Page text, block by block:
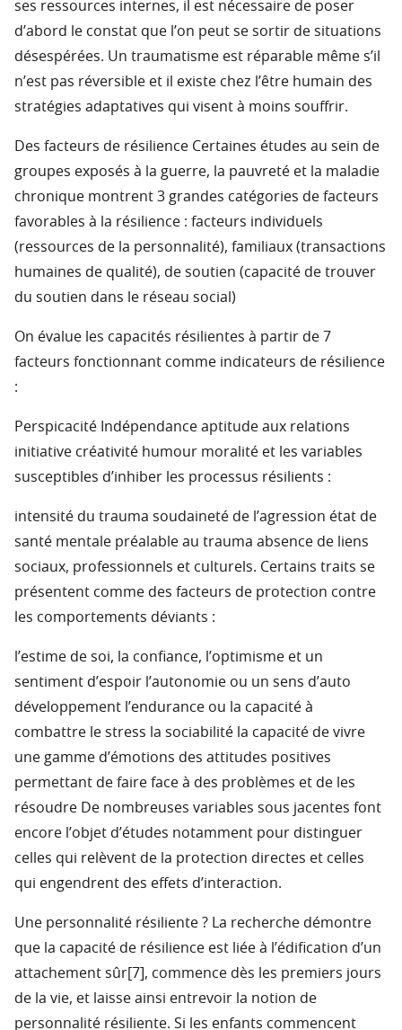
ses ressources internes, il est nécessaire de poser
d’abord le constat que l’on peut se sortir de situations
désespérées. Un traumatisme est réparable même s’il
n’est pas réversible et il existe chez l’être humain des
stratégies adaptatives qui visent à moins souffrir.
Des facteurs de résilience Certaines études au sein de
groupes exposés à la guerre, la pauvreté et la maladie
chronique montrent 3 grandes catégories de facteurs
favorables à la résilience : facteurs individuels
(ressources de la personnalité), familiaux (transactions
humaines de qualité), de soutien (capacité de trouver
du soutien dans le réseau social)
On évalue les capacités résilientes à partir de 7
facteurs fonctionnant comme indicateurs de résilience
:
Perspicacité Indépendance aptitude aux relations
initiative créativité humour moralité et les variables
susceptibles d’inhiber les processus résilients :
intensité du trauma soudaineté de l’agression état de
santé mentale préalable au trauma absence de liens
sociaux, professionnels et culturels. Certains traits se
présentent comme des facteurs de protection contre
les comportements déviants :
l’estime de soi, la confiance, l’optimisme et un
sentiment d’espoir l’autonomie ou un sens d’auto
développement l’endurance ou la capacité à
combattre le stress la sociabilité la capacité de vivre
une gamme d’émotions des attitudes positives
permettant de faire face à des problèmes et de les
résoudre De nombreuses variables sous jacentes font
encore l’objet d’études notamment pour distinguer
celles qui relèvent de la protection directes et celles
qui engendrent des effets d’interaction.
Une personnalité résiliente ? La recherche démontre
que la capacité de résilience est liée à l’édification d’un
attachement sûr[7], commence dès les premiers jours
de la vie, et laisse ainsi entrevoir la notion de
personnalité résiliente. Si les enfants commencent